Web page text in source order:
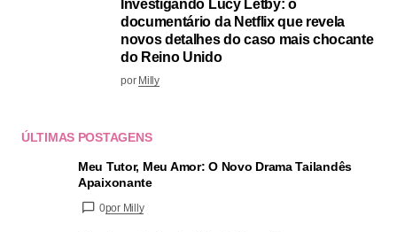
Investigando Lucy Letby: o
documentário da Netflix que revela
novos detalhes do caso mais chocante
do Reino Unido
por Milly
ÚLTIMAS POSTAGENS
Meu Tutor, Meu Amor: O Novo Drama Tailandês
Apaixonante
0por Milly